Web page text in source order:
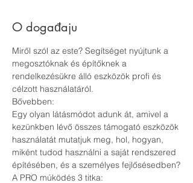
O događaju
Miről szól az este? Segítséget nyújtunk a
megosztóknak és építőknek a
rendelkezésükre álló eszközök profi és
célzott használatáról.
Bővebben:
Egy olyan látásmódot adunk át, amivel a
kezünkben lévő összes támogató eszközök
használatát mutatjuk meg, hol, hogyan,
miként tudod használni a saját rendszered
építésében, és a személyes fejlősésedben?
A PRO múködés 3 titka: